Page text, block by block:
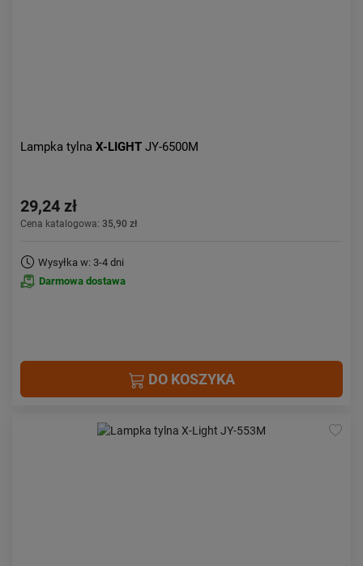
Lampka tylna X-LIGHT JY-6500M
29,24 zł
Cena katalogowa: 35,90 zł
Wysyłka w: 3-4 dni
Darmowa dostawa
DO KOSZYKA